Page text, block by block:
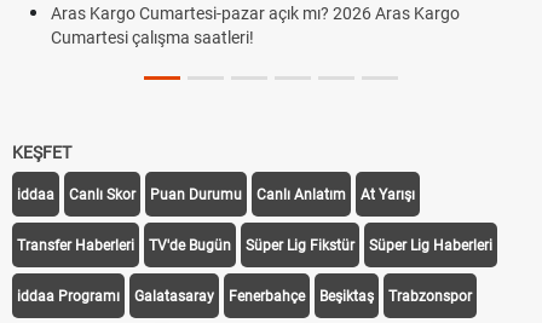
Aras Kargo Cumartesi-pazar açık mı? 2026 Aras Kargo
Cumartesi çalışma saatleri!
KEŞFET
iddaa Canlı Skor Puan Durumu Canlı Anlatım At Yarışı
Transfer Haberleri TV'de Bugün Süper Lig Fikstür Süper Lig Haberleri
iddaa Programı Galatasaray Fenerbahçe Beşiktaş Trabzonspor